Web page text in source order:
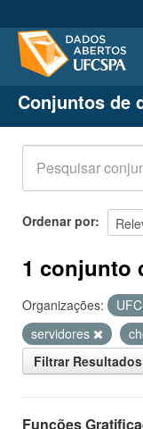
Conjuntos de
Organizações
Grupos
Sobre
Conjuntos de
Ordenar por
1 conjunto
Organizações:
servidores
Filtrar Resultados
Funções